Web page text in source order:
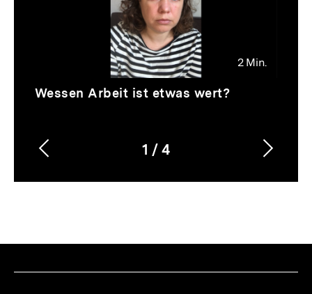
2 Min.
Video
Dauer
Wessen Arbeit ist etwas wert?
Karussellinhalt
1
von
/4
Vorherigen
Inhalt
Inhalt